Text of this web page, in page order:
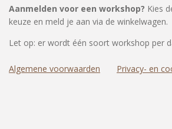
Aanmelden voor een workshop? Kies
keuze en meld je aan via de winkelwagen.
Let op: er wordt één soort workshop per
Algemene voorwaarden Privacy- en